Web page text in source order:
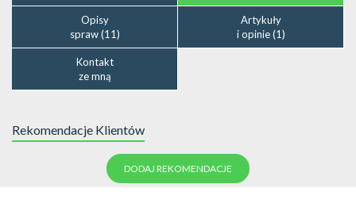
Opisy
spraw (11)
Artykuły
i opinie (1)
Kontakt
ze mną
Rekomendacje Klientów
DODAJ REKOMENDACJE